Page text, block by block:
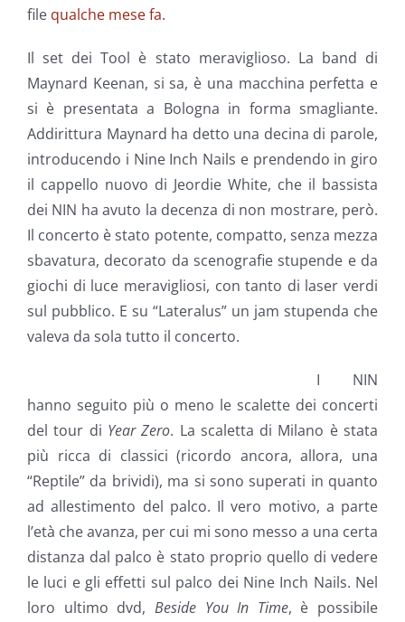
file qualche mese fa.
Il set dei Tool è stato meraviglioso. La band di
Maynard Keenan, si sa, è una macchina perfetta e
si è presentata a Bologna in forma smagliante.
Addirittura Maynard ha detto una decina di parole,
introducendo i Nine Inch Nails e prendendo in giro
il cappello nuovo di Jeordie White, che il bassista
dei NIN ha avuto la decenza di non mostrare, però.
Il concerto è stato potente, compatto, senza mezza
sbavatura, decorato da scenografie stupende e da
giochi di luce meravigliosi, con tanto di laser verdi
sul pubblico. E su “Lateralus” un jam stupenda che
valeva da sola tutto il concerto.
I NIN
hanno seguito più o meno le scalette dei concerti
del tour di Year Zero. La scaletta di Milano è stata
più ricca di classici (ricordo ancora, allora, una
“Reptile” da brividi), ma si sono superati in quanto
ad allestimento del palco. Il vero motivo, a parte
l’età che avanza, per cui mi sono messo a una certa
distanza dal palco è stato proprio quello di vedere
le luci e gli effetti sul palco dei Nine Inch Nails. Nel
loro ultimo dvd, Beside You In Time, è possibile